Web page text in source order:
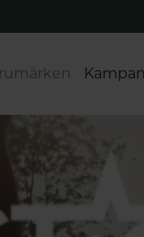
You Bloom